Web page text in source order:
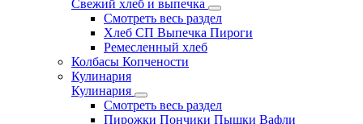
Свежий хлеб и выпечка
Смотреть весь раздел
Хлеб СП Выпечка Пироги
Ремесленный хлеб
Колбасы Копчености
Кулинария
Кулинария
Смотреть весь раздел
Пирожки Пончики Пышки Вафли